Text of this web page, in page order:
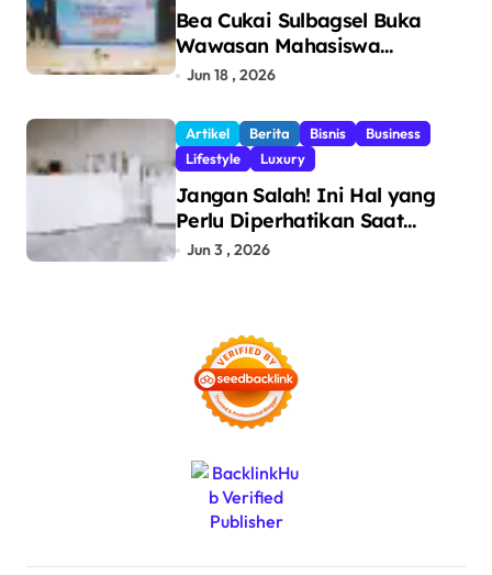
Bea Cukai Sulbagsel Buka
Wawasan Mahasiswa
Politeknik Bosowa tentang
dan Pencegahan Barang
Ilegal
Jun 18 , 2026
Artikel Berita Bisnis
Business
Lifestyle
Luxury
Jangan Salah! Ini Hal yang
Perlu Diperhatikan Saat
Pasang Big Slab
Jun 3 , 2026